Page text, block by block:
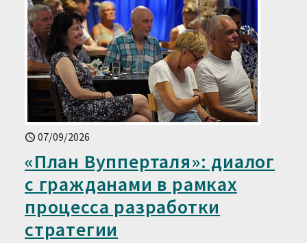
07/09/2026
«План Вупперталя»: диалог
с гражданами в рамках
процесса разработки
стратегии